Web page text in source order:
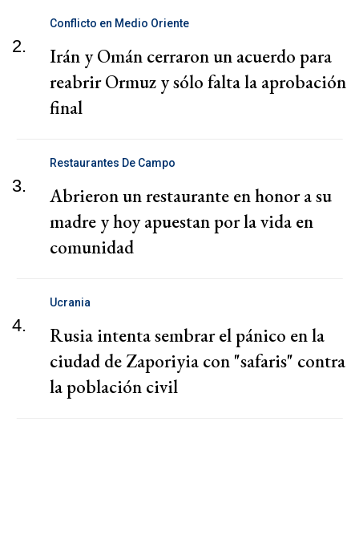
2.
Conflicto en Medio Oriente
Irán y Omán cerraron un acuerdo para
reabrir Ormuz y sólo falta la aprobación
final
3.
Restaurantes De Campo
Abrieron un restaurante en honor a su
madre y hoy apuestan por la vida en
comunidad
4.
Ucrania
Rusia intenta sembrar el pánico en la
ciudad de Zaporiyia con "safaris" contra
la población civil